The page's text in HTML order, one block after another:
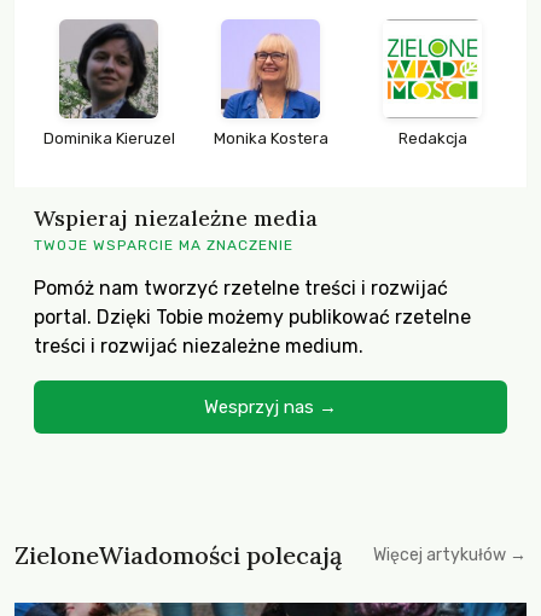
Dominika Kieruzel Monika Kostera Redakcja
Wspieraj niezależne media
TWOJE WSPARCIE MA ZNACZENIE
Pomóż nam tworzyć rzetelne treści i rozwijać
portal. Dzięki Tobie możemy publikować rzetelne
treści i rozwijać niezależne medium.
Wesprzyj nas →
ZieloneWiadomości polecają Więcej artykułów →